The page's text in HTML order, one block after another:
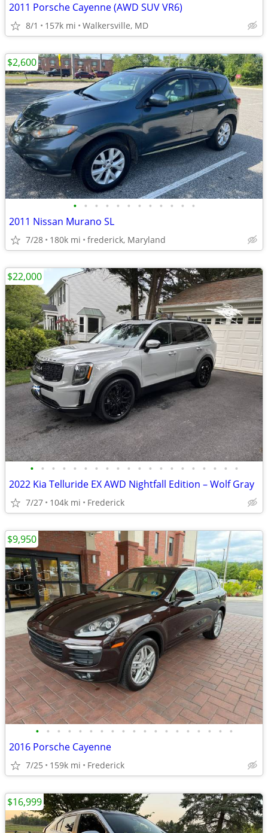
2011 Porsche Cayenne (AWD SUV VR6)
8/1 157k mi Walkersville, MD
• • • • • • • • • • • •
2011 Nissan Murano SL
7/28 180k mi frederick, Maryland
$2,600
• • • • • • • • • • • • • • • • • • • •
2022 Kia Telluride EX AWD Nightfall Edition – Wolf Gray
7/27 104k mi Frederick
$22,000
• • • • • • • • • • • • • • • • • • •
2016 Porsche Cayenne
7/25 159k mi Frederick
$9,950
$16,999